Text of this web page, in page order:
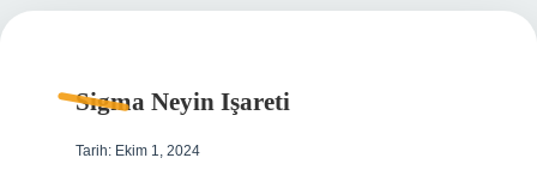
Sigma Neyin Işareti
Tarih: Ekim 1, 2024